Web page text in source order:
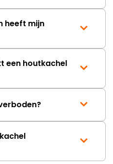
heeft mijn
een houtkachel